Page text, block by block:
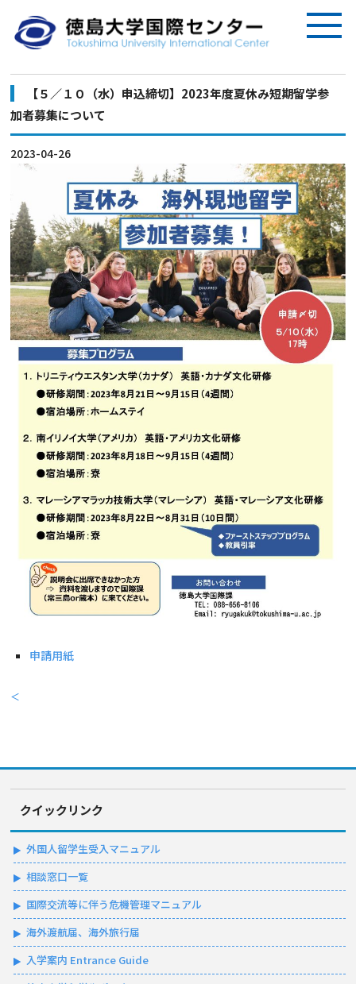
【５／１０（水）申込締切】2023年度夏休み短期留学参
加者募集について
2023-04-26
申請用紙
＜
クイックリンク
外国人留学生受入マニュアル
相談窓口一覧
国際交流等に伴う危機管理マニュアル
海外渡航届、海外旅行届
入学案内 Entrance Guide